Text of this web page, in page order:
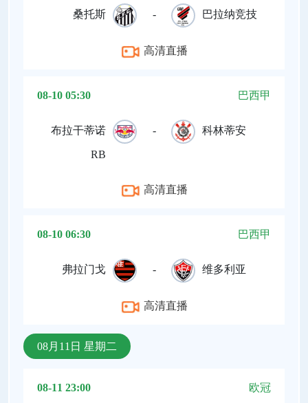
桑托斯 - 巴拉纳竞技
高清直播
08-10 05:30 巴西甲
布拉干蒂诺
RB
- 科林蒂安
高清直播
08-10 06:30 巴西甲
弗拉门戈 - 维多利亚
高清直播
08月11日 星期二
08-11 23:00 欧冠